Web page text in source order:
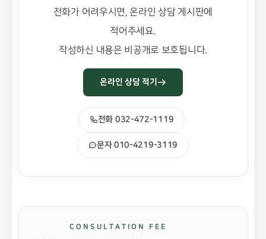
전화가 어려우시면, 온라인 상담 게시판에
적어주세요.
작성하신 내용은 비공개로 보호됩니다.
온라인 상담 적기
전화 032-472-1119
문자 010-4219-3119
CONSULTATION FEE